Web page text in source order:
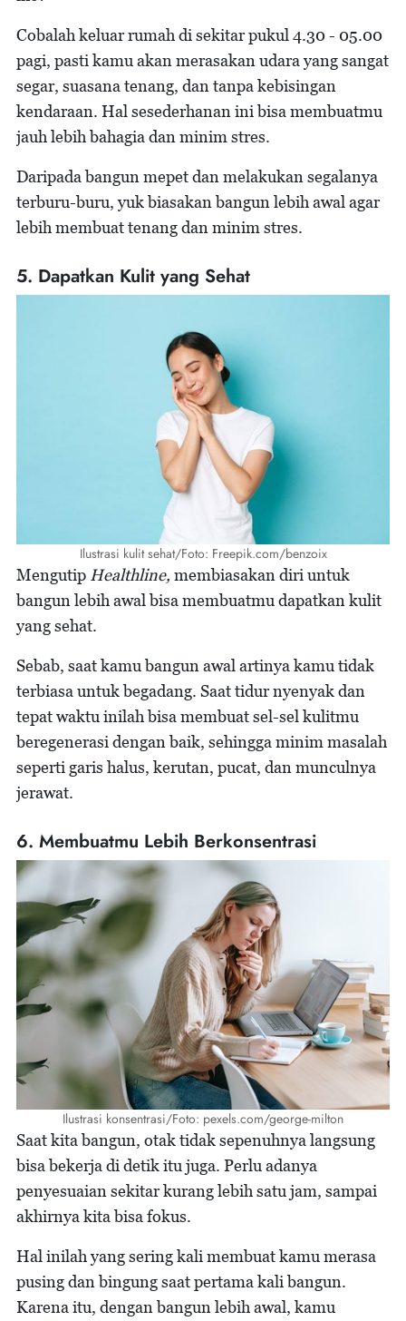
Cobalah keluar rumah di sekitar pukul 4.30 - 05.00
pagi, pasti kamu akan merasakan udara yang sangat
segar, suasana tenang, dan tanpa kebisingan
kendaraan. Hal sesederhanan ini bisa membuatmu
jauh lebih bahagia dan minim stres.
Daripada bangun mepet dan melakukan segalanya
terburu-buru, yuk biasakan bangun lebih awal agar
lebih membuat tenang dan minim stres.
5. Dapatkan Kulit yang Sehat
Ilustrasi kulit sehat/Foto: Freepik.com/benzoix
Mengutip Healthline, membiasakan diri untuk
bangun lebih awal bisa membuatmu dapatkan kulit
yang sehat.
Sebab, saat kamu bangun awal artinya kamu tidak
terbiasa untuk begadang. Saat tidur nyenyak dan
tepat waktu inilah bisa membuat sel-sel kulitmu
beregenerasi dengan baik, sehingga minim masalah
seperti garis halus, kerutan, pucat, dan munculnya
jerawat.
6. Membuatmu Lebih Berkonsentrasi
Ilustrasi konsentrasi/Foto: pexels.com/george-milton
Saat kita bangun, otak tidak sepenuhnya langsung
bisa bekerja di detik itu juga. Perlu adanya
penyesuaian sekitar kurang lebih satu jam, sampai
akhirnya kita bisa fokus.
Hal inilah yang sering kali membuat kamu merasa
pusing dan bingung saat pertama kali bangun.
Karena itu, dengan bangun lebih awal, kamu